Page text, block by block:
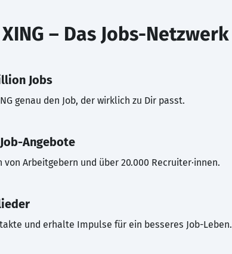
XING – Das Jobs-Netzwerk
Jobs
genau den Job, der wirklich zu Dir passt.
Angebote
von Arbeitgebern und über 20.000 Recruiter·innen.
und erhalte Impulse für ein besseres Job-Leben.